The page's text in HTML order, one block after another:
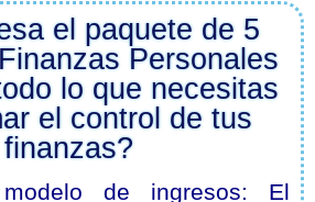
el paquete de 5
Personales
lo que necesitas
el control de tus
finanzas?
de ingresos: El